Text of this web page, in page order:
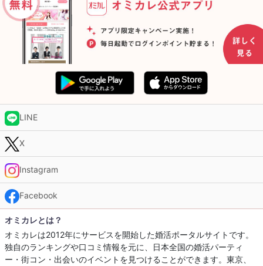
LINE
X
Instagram
Facebook
オミカレとは？
オミカレは2012年にサービスを開始した婚活ポータルサイトです。
独自のランキングや口コミ情報を元に、日本全国の婚活パーティ
ー・街コン・出会いのイベントを見つけることができます。東京、